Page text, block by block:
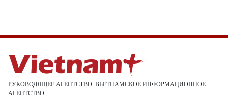
РУКОВОДЯЩЕЕ АГЕНТСТВО: ВЬЕТНАМСКОЕ ИНФОРМАЦИОННОЕ
АГЕНТСТВО